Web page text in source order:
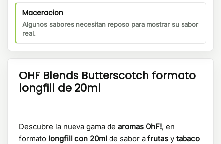
Maceracion
Algunos sabores necesitan reposo para mostrar su sabor
real.
OHF Blends Butterscotch formato
longfill de 20ml
Descubre la nueva gama de aromas OhF!, en
formato longfill con 20ml de sabor a frutas y tabaco